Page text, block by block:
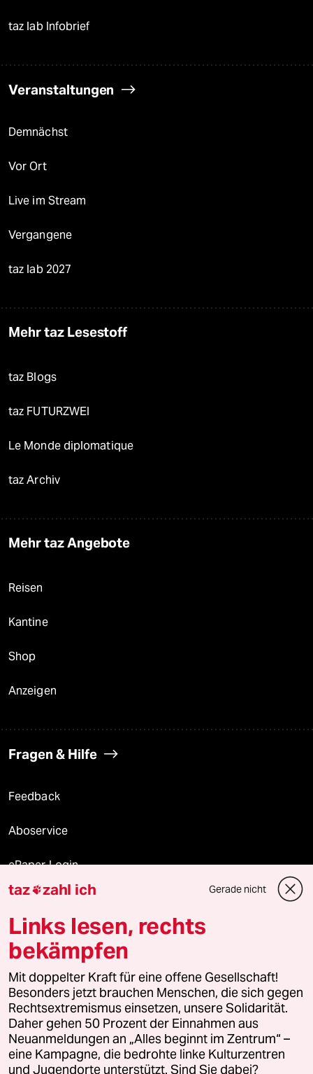
taz lab Infobrief
Veranstaltungen
Demnächst
Vor Ort
Live im Stream
Vergangene
taz lab 2027
Mehr taz Lesestoff
taz Blogs
taz FUTURZWEI
Le Monde diplomatique
taz Archiv
Mehr taz Angebote
Reisen
Kantine
Shop
Anzeigen
Fragen & Hilfe
Feedback
Aboservice
ePaper Login
Downloads für Abonnierende
© 2026 taz Verlags und Vertriebs GmbH
Alle Rechte vorbehalten. Bei rechtlichen Fragen oder für Genehmigungen
wenden Sie sich bitte an
lizenzen@taz.de
Feedback Redaktionsstatut Kommune-Richtlinien
Leitlinie Informant Datenschutz Impressum AGB
taz zahl ich Gerade nicht
Links lesen, rechts
bekämpfen
Mit doppelter Kraft für eine offene Gesellschaft!
Besonders jetzt brauchen Menschen, die sich gegen
Rechtsextremismus einsetzen, unsere Solidarität.
Daher gehen 50 Prozent der Einnahmen aus
Neuanmeldungen an „Alles beginnt im Zentrum“ –
eine Kampagne, die bedrohte linke Kulturzentren
und Jugendorte unterstützt. Sind Sie dabei?